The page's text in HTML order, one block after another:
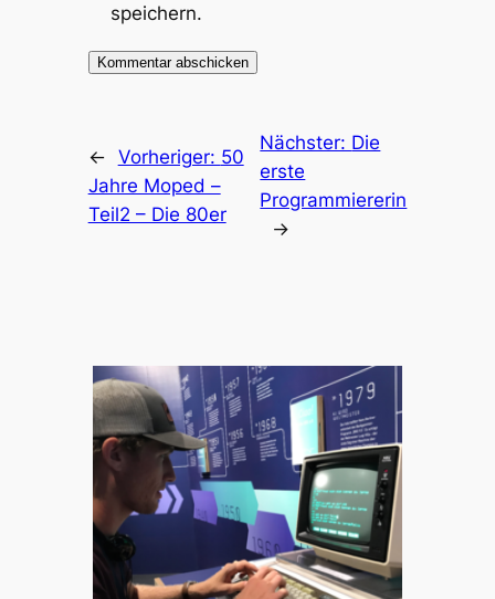
speichern.
← Vorheriger: 50
Jahre Moped –
Teil2 – Die 80er
Nächster: Die
erste
Programmiererin
→